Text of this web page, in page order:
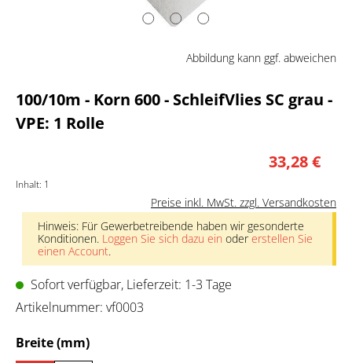
Abbildung kann ggf. abweichen
100/10m - Korn 600 - SchleifVlies SC grau -
VPE: 1 Rolle
33,28 €
Inhalt: 1
Preise inkl. MwSt. zzgl. Versandkosten
Hinweis: Für Gewerbetreibende haben wir gesonderte
Konditionen. Loggen Sie sich dazu ein odererstellen Sie
einen Account.
Sofort verfügbar, Lieferzeit: 1-3 Tage
Artikelnummer: vf0003
Breite (mm)auswählen